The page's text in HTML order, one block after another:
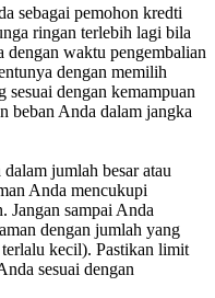
sebagai pemohon kredti
ringan terlebih lagi bila
dengan waktu pengembalian
dengan memilih
dengan kemampuan
beban Anda dalam jangka
jumlah besar atau
Anda mencukupi
Jangan sampai Anda
dengan jumlah yang
kecil). Pastikan limit
sesuai dengan